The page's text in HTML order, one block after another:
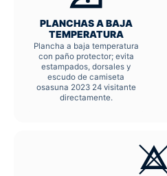
PLANCHAS A BAJA
TEMPERATURA
Plancha a baja temperatura
con paño protector; evita
estampados, dorsales y
escudo de camiseta
osasuna 2023 24 visitante
directamente.